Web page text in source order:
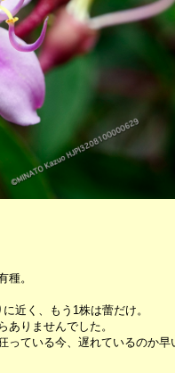
種。
近く、もう1株は蕾だけ。
ありませんでした。
っている今、遅れているのか